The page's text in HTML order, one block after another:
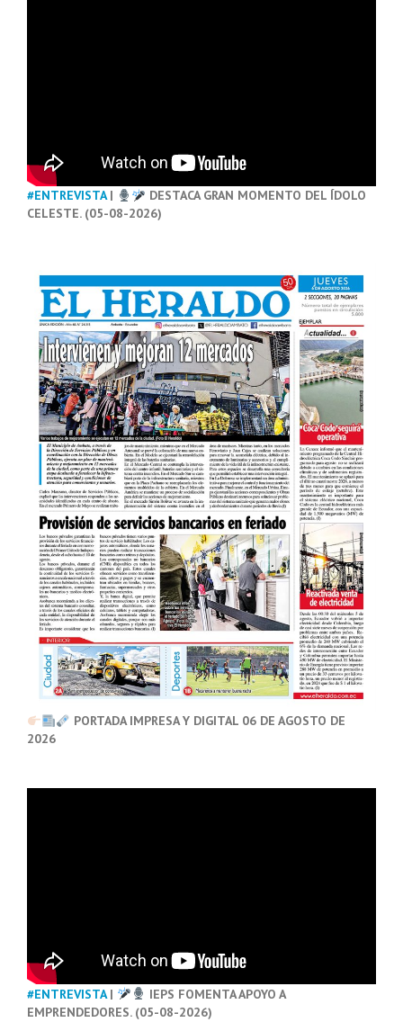
#ENTREVISTA|
DESTACA GRAN MOMENTO DEL ÍDOLO
CELESTE. (05-08-2026)
PORTADA IMPRESA Y DIGITAL 06 DE AGOSTO DE
2026
#ENTREVISTA|
IEPS FOMENTA APOYO A
EMPRENDEDORES. (05-08-2026)